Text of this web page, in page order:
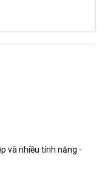
và nhiều tính năng -